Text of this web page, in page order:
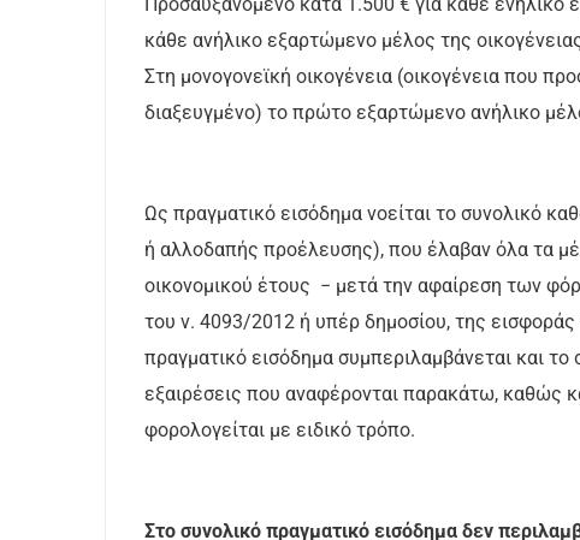
κάθε ανήλικο εξαρτώμενο μέλος της
Στη μονογονεϊκή οικογένεια (οικογένεια που
διαξευγμένο) το πρώτο εξαρτώμενο ανήλικο
Ως πραγματικό εισόδημα νοείται το συνολικό
ή αλλοδαπής προέλευσης), που έλαβαν όλα τα
οικονομικού έτους − μετά την αφαίρεση των
του ν. 4093/2012 ή υπέρ δημοσίου, της
πραγματικό εισόδημα συμπεριλαμβάνεται και
εξαιρέσεις που αναφέρονται παρακάτω, καθώς
φορολογείται με ειδικό τρόπο.
Στο συνολικό πραγματικό εισόδημα δεν